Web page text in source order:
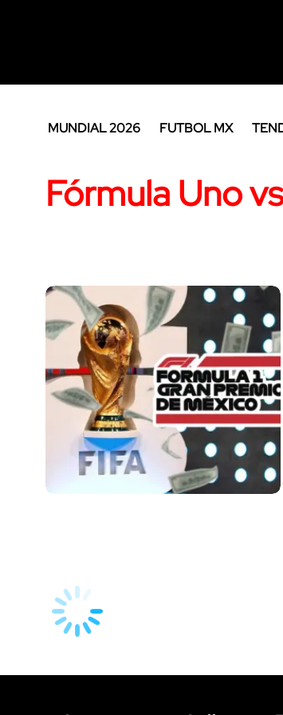
MUNDIAL 2026 FUTBOL MX
Fórmula Uno